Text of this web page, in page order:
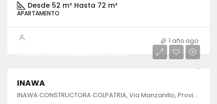
Desde 52 m² Hasta 72 m²
APARTAMENTO
1 año ago
INAWA
INAWA CONSTRUCTORA COLPATRIA, Via Manzanillo, Provincia de Cartagena, Bolívar, Colombia